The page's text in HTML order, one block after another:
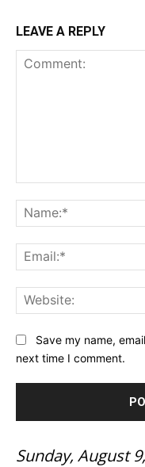
LEAVE A REPLY
Save my name,
next time I comment.
Sunday, August